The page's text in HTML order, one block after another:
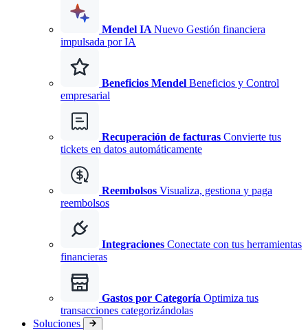
Mendel IA Nuevo Gestión financiera
impulsada por IA
Beneficios Mendel Beneficios y Control
empresarial
Recuperación de facturas Convierte tus
tickets en datos automáticamente
Reembolsos Visualiza, gestiona y paga
reembolsos
Integraciones Conectate con tus herramientas
financieras
Gastos por Categoría Optimiza tus
transacciones categorizándolas
Soluciones